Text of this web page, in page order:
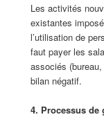
Les activités
existantes
l’utilisation de
faut payer les
associés
bilan négatif.
4. Processus de